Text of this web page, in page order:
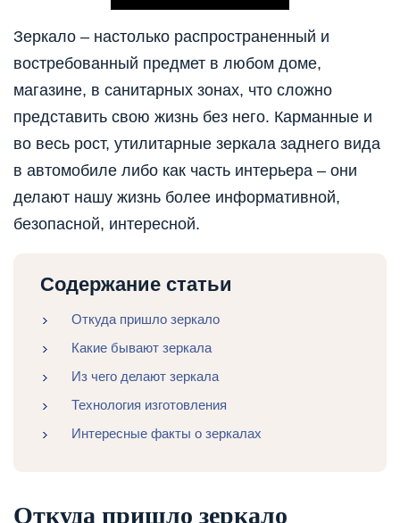
Зеркало – настолько распространенный и
востребованный предмет в любом доме,
магазине, в санитарных зонах, что сложно
представить свою жизнь без него. Карманные и
во весь рост, утилитарные зеркала заднего вида
в автомобиле либо как часть интерьера – они
делают нашу жизнь более информативной,
безопасной, интересной.
Содержание статьи
Откуда пришло зеркало
Какие бывают зеркала
Из чего делают зеркала
Технология изготовления
Интересные факты о зеркалах
Откуда пришло зеркало